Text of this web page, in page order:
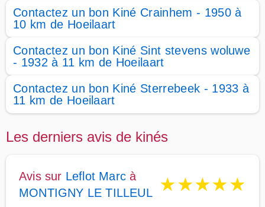
Contactez un bon Kiné Crainhem - 1950 à
10 km de Hoeilaart
Contactez un bon Kiné Sint stevens woluwe
- 1932 à 11 km de Hoeilaart
Contactez un bon Kiné Sterrebeek - 1933 à
11 km de Hoeilaart
Les derniers avis de kinés
Avis sur Leflot Marc à
MONTIGNY LE TILLEUL ★★★★★